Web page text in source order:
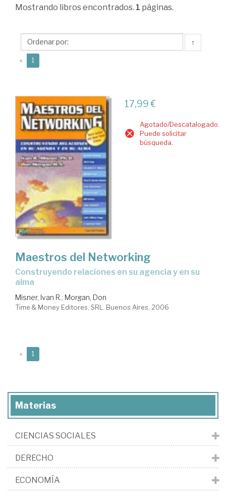
Misner,
Mostrando libros encontrados. 1 páginas.
↑
« 1
17,99 €
Agotado/Descatalogado.
Puede solicitar
búsqueda.
Maestros del Networking
construyendo relaciones en su agencia y en su
alma
Misner, Ivan R.; Morgan, Don
Time & Money Editores, SRL. Buenos Aires, 2006
« 1
Materias
CIENCIAS SOCIALES
DERECHO
ECONOMÍA